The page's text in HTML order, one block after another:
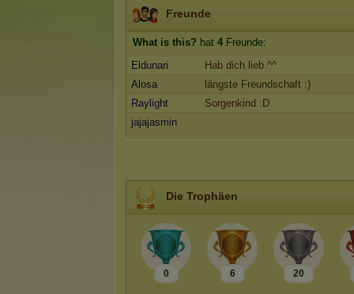
Freunde
What is this? hat 4 Freunde:
Eldunari
Hab dich lieb ^^
Alosa
längste Freundschaft :)
Raylight
Sorgenkind :D
jajajasmin
Die Trophäen
0 6 20